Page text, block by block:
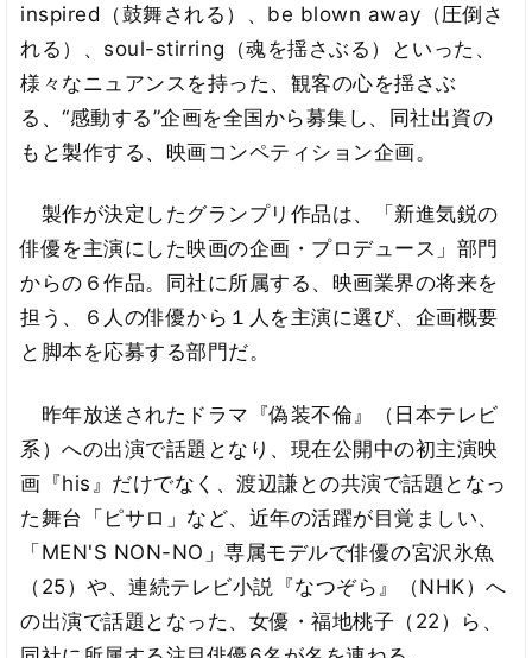
inspired（鼓舞される）、be blown away（圧倒さ
れる）、soul-stirring（魂を揺さぶる）といった、
様々なニュアンスを持った、観客の心を揺さぶ
る、“感動する”企画を全国から募集し、同社出資の
もと製作する、映画コンペティション企画。
製作が決定したグランプリ作品は、「新進気鋭の
俳優を主演にした映画の企画・プロデュース」部門
からの６作品。同社に所属する、映画業界の将来を
担う、６人の俳優から１人を主演に選び、企画概要
と脚本を応募する部門だ。
昨年放送されたドラマ『偽装不倫』（日本テレビ
系）への出演で話題となり、現在公開中の初主演映
画『his』だけでなく、渡辺謙との共演で話題となっ
た舞台「ピサロ」など、近年の活躍が目覚ましい、
「MEN'S NON-NO」専属モデルで俳優の宮沢氷魚
（25）や、連続テレビ小説『なつぞら』（NHK）へ
の出演で話題となった、女優・福地桃子（22）ら、